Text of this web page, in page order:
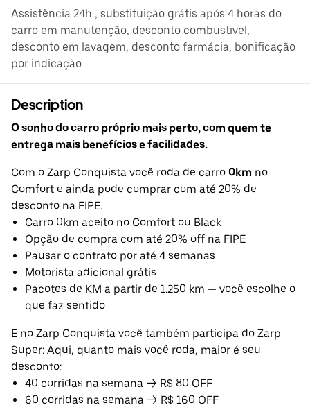
Assistência 24h , substituição grátis após 4 horas do
carro em manutenção, desconto combustivel,
desconto em lavagem, desconto farmácia, bonificação
por indicação
Description
O sonho do carro próprio mais perto, com quem te
entrega mais benefícios e facilidades.
Com o Zarp Conquista você roda de carro 0km no
Comfort e ainda pode comprar com até 20% de
desconto na FIPE.
Carro 0km aceito no Comfort ou Black
Opção de compra com até 20% off na FIPE
Pausar o contrato por até 4 semanas
Motorista adicional grátis
Pacotes de KM a partir de 1.250 km — você escolhe o
que faz sentido
E no Zarp Conquista você também participa do Zarp
Super: Aqui, quanto mais você roda, maior é seu
desconto:
40 corridas na semana → R$ 80 OFF
60 corridas na semana → R$ 160 OFF